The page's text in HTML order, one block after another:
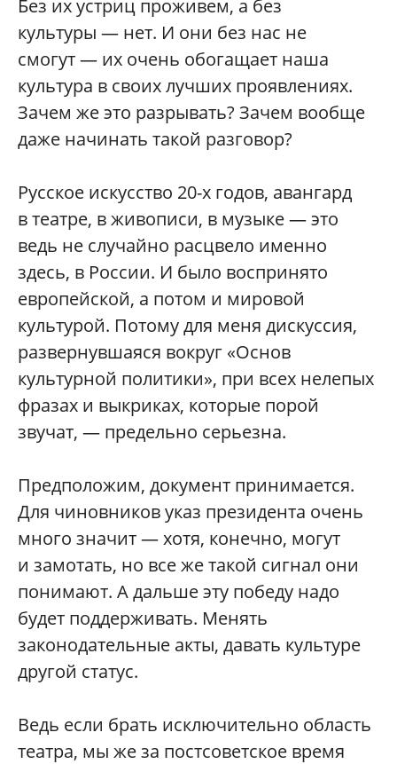
Без их устриц проживем, а без
культуры — нет. И они без нас не
смогут — их очень обогащает наша
культура в своих лучших проявлениях.
Зачем же это разрывать? Зачем вообще
даже начинать такой разговор?
Русское искусство 20-х годов, авангард
в театре, в живописи, в музыке — это
ведь не случайно расцвело именно
здесь, в России. И было воспринято
европейской, а потом и мировой
культурой. Потому для меня дискуссия,
развернувшаяся вокруг «Основ
культурной политики», при всех нелепых
фразах и выкриках, которые порой
звучат, — предельно серьезна.
Предположим, документ принимается.
Для чиновников указ президента очень
много значит — хотя, конечно, могут
и замотать, но все же такой сигнал они
понимают. А дальше эту победу надо
будет поддерживать. Менять
законодательные акты, давать культуре
другой статус.
Ведь если брать исключительно область
театра, мы же за постсоветское время